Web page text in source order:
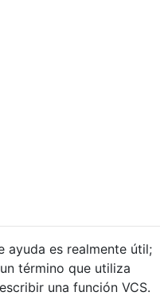
ayuda es realmente útil;
término que utiliza
una función VCS.